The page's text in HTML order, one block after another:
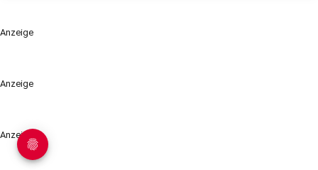
Anzeige
Anzeige
Anzeige